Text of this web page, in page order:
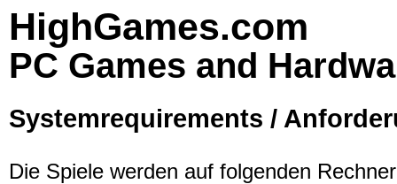
HighGames.com
PC Games and
Systemrequirements /
Die Spiele werden auf folgenden